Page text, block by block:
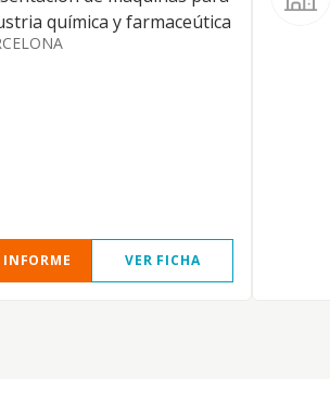
química y farmaceútica
INFORME VER FICHA